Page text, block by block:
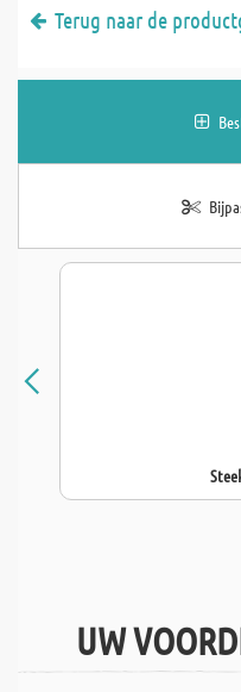
Terug naar de
UW